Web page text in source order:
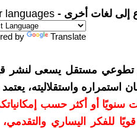
إلى لغات أخرى - languages
by Translate
مستقل يسعى لنشر قيم
استمراره واستقلاليته،
10 دولارات سنويًا أو أكثر حسب
للفكر اليساري والتقدمي،